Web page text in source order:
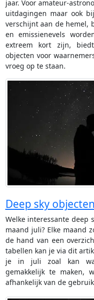
jaar. Voor amateur-
uitdagingen maar ook
verschijnt aan de hemel,
en emissienevels
extreem kort zijn,
objecten voor
vroeg op te staan.
Deep sky
Welke interessante deep
maand juli? Elke maand
de hand van een
tabellen kan je via dit
je in juli zoal kan
gemakkelijk te maken,
afhankelijk van de